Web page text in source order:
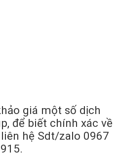
giá một số dịch
để biết chính xác về
hệ Sdt/zalo 0967